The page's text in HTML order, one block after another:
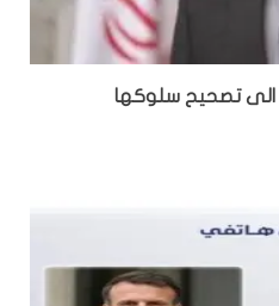
الى تصحيح سلوكها